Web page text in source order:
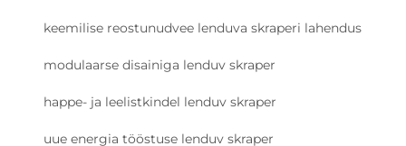
keemilise reostunudvee lenduva skraperi lahendus
modulaarse disainiga lenduv skraper
happe- ja leelistkindel lenduv skraper
uue energia tööstuse lenduv skraper